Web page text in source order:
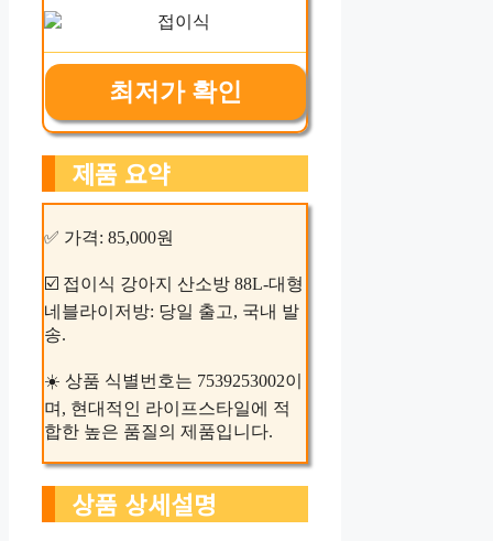
최저가 확인
제품 요약
✅ 가격: 85,000원
☑️ 접이식 강아지 산소방 88L-대형
네블라이저방: 당일 출고, 국내 발
송.
☀️ 상품 식별번호는 7539253002이
며, 현대적인 라이프스타일에 적
합한 높은 품질의 제품입니다.
상품 상세설명